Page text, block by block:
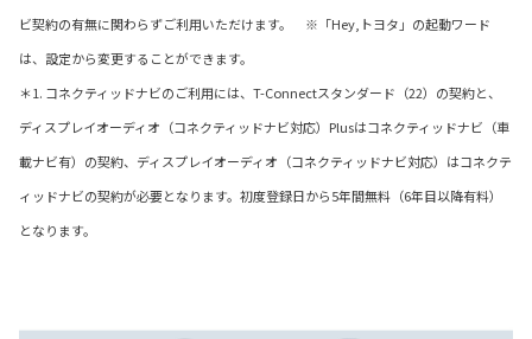
ビ契約の有無に関わらずご利用いただけます。 ※「Hey,トヨタ」の起動ワード
は、設定から変更することができます。
＊1. コネクティッドナビのご利用には、T-Connectスタンダード（22）の契約と、
ディスプレイオーディオ（コネクティッドナビ対応）Plusはコネクティッドナビ（車
載ナビ有）の契約、ディスプレイオーディオ（コネクティッドナビ対応）はコネクテ
ィッドナビの契約が必要となります。初度登録日から5年間無料（6年目以降有料）
となります。